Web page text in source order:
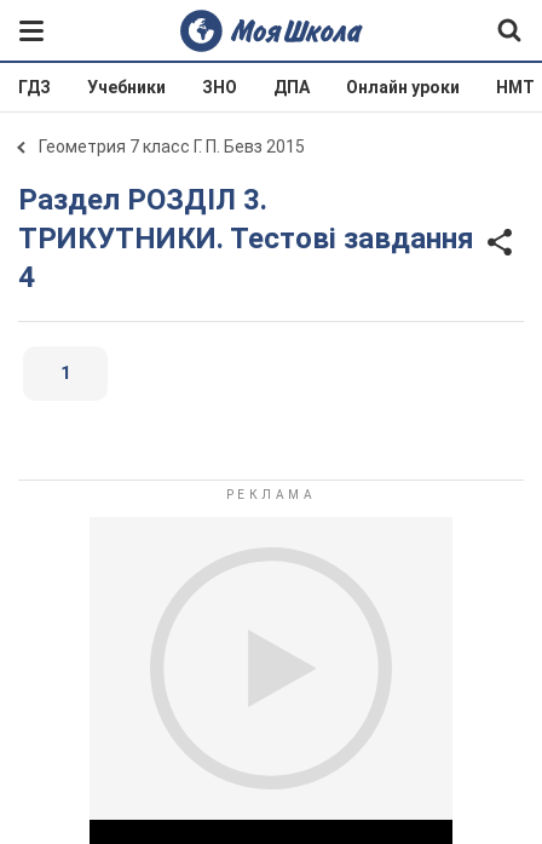
ГДЗ Учебники ЗНО ДПА Онлайн уроки НМТ
Геометрия 7 класс Г. П. Бевз 2015
Раздел РОЗДІЛ 3.
ТРИКУТНИКИ. Тестові завдання
4
1